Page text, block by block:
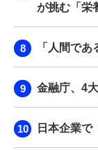
が挑む「栄
「人間で
金融庁、4
日本企業で